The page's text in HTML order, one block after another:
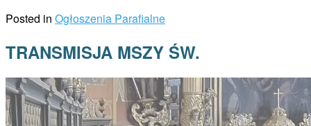
Posted in Ogłoszenia Parafialne
TRANSMISJA MSZY ŚW.